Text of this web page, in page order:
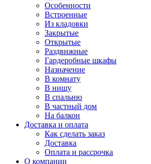
Особенности
Встроенные
Из кладовки
Закрытые
Открытые
Раздвижные
Гардеробные шкафы
Назначение
В комнату
В нишу
В спальню
В частный дом
На балкон
Доставка и оплата
Как сделать заказ
Доставка
Оплата и рассрочка
О компании